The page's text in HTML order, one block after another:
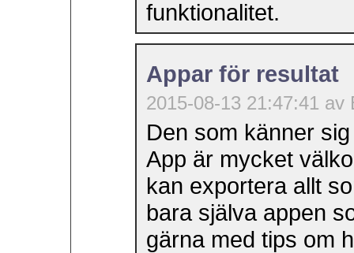
funktionalitet.
Appar för resultat
2015-08-13 21:47:41 av
Den som känner
App är mycket
kan exportera allt
bara själva appen
gärna med tips om